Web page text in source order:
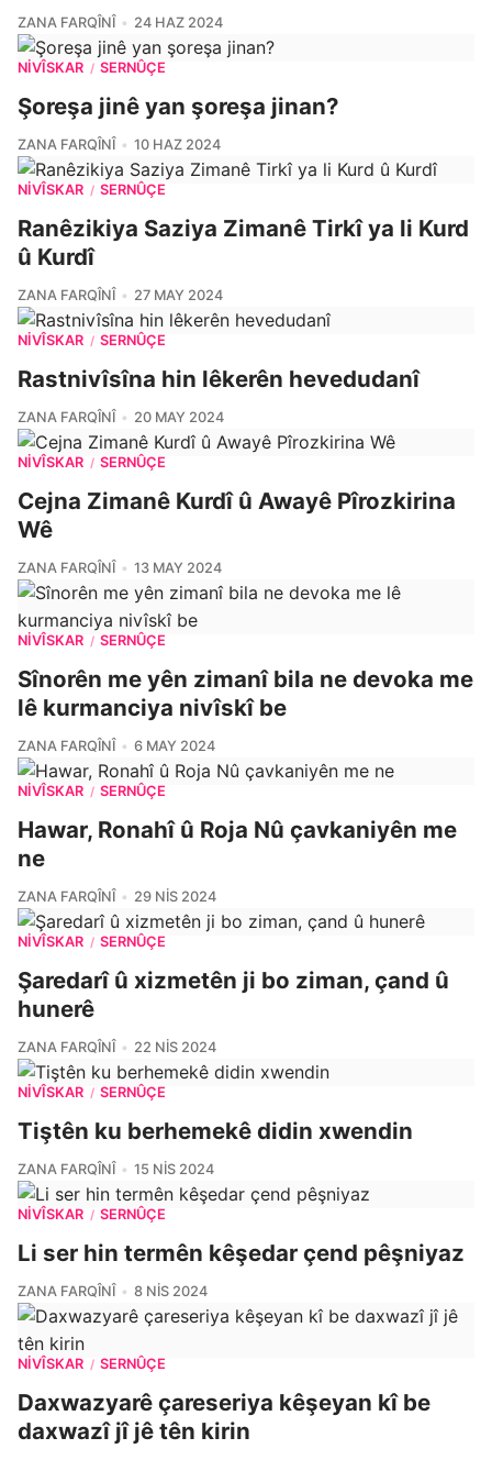
ZANA FARQÎNÎ 24 HAZ 2024
NIVÎSKAR / SERNÛÇE
Şoreşa jinê yan şoreşa jinan?
ZANA FARQÎNÎ 10 HAZ 2024
NIVÎSKAR / SERNÛÇE
Ranêzikiya Saziya Zimanê Tirkî ya li Kurd
û Kurdî
ZANA FARQÎNÎ 27 MAY 2024
NIVÎSKAR / SERNÛÇE
Rastnivîsîna hin lêkerên hevedudanî
ZANA FARQÎNÎ 20 MAY 2024
NIVÎSKAR / SERNÛÇE
Cejna Zimanê Kurdî û Awayê Pîrozkirina
Wê
ZANA FARQÎNÎ 13 MAY 2024
NIVÎSKAR / SERNÛÇE
Sînorên me yên zimanî bila ne devoka me
lê kurmanciya nivîskî be
ZANA FARQÎNÎ 6 MAY 2024
NIVÎSKAR / SERNÛÇE
Hawar, Ronahî û Roja Nû çavkaniyên me
ne
ZANA FARQÎNÎ 29 NIS 2024
NIVÎSKAR / SERNÛÇE
Şaredarî û xizmetên ji bo ziman, çand û
hunerê
ZANA FARQÎNÎ 22 NIS 2024
NIVÎSKAR / SERNÛÇE
Tiştên ku berhemekê didin xwendin
ZANA FARQÎNÎ 15 NIS 2024
NIVÎSKAR / SERNÛÇE
Li ser hin termên kêşedar çend pêşniyaz
ZANA FARQÎNÎ 8 NIS 2024
NIVÎSKAR / SERNÛÇE
Daxwazyarê çareseriya kêşeyan kî be
daxwazî jî jê tên kirin